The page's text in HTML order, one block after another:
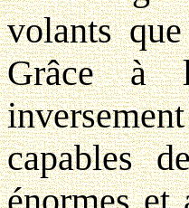
volants
Grâce à
capables